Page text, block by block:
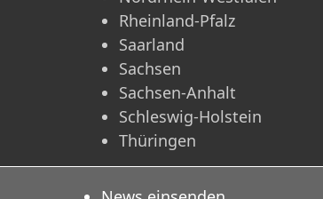
Rheinland-Pfalz
Saarland
Sachsen
Sachsen-Anhalt
Schleswig-Holstein
Thüringen